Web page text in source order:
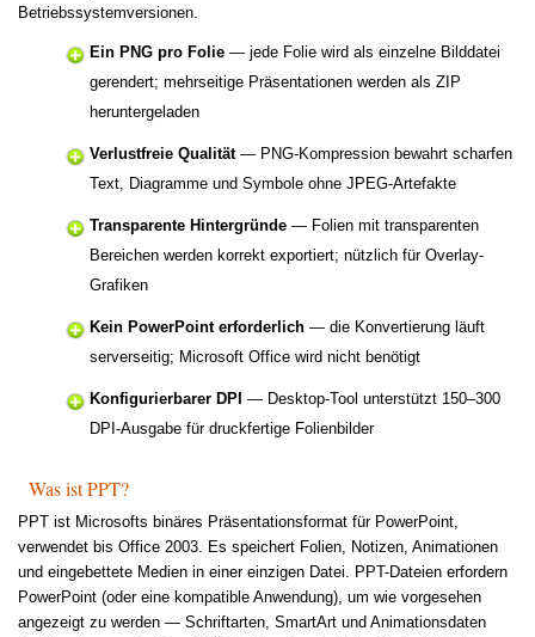
Betriebssystemversionen.
Ein PNG pro Folie — jede Folie wird als einzelne Bilddatei
gerendert; mehrseitige Präsentationen werden als ZIP
heruntergeladen
Verlustfreie Qualität— PNG-Kompression bewahrt scharfen
Text, Diagramme und Symbole ohne JPEG-Artefakte
Transparente Hintergründe — Folien mit transparenten
Bereichen werden korrekt exportiert; nützlich für Overlay-
Grafiken
Kein PowerPoint erforderlich — die Konvertierung läuft
serverseitig; Microsoft Office wird nicht benötigt
Konfigurierbarer DPI — Desktop-Tool unterstützt 150–300
DPI-Ausgabe für druckfertige Folienbilder
Was ist PPT?
PPT ist Microsofts binäres Präsentationsformat für PowerPoint,
verwendet bis Office 2003. Es speichert Folien, Notizen, Animationen
und eingebettete Medien in einer einzigen Datei. PPT-Dateien erfordern
PowerPoint (oder eine kompatible Anwendung), um wie vorgesehen
angezeigt zu werden — Schriftarten, SmartArt und Animationsdaten